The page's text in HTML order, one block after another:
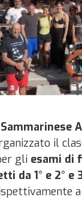
il
gli esami di
da 1° e 2° e